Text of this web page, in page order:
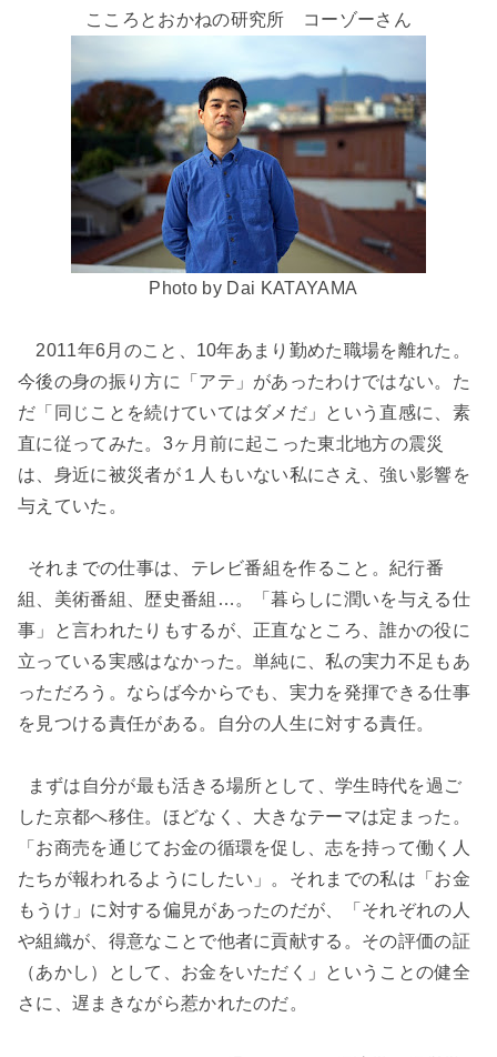
こころとおかねの研究所 コーゾーさん
Photo by Dai KATAYAMA
2011年6月のこと、10年あまり勤めた職場を離れた。
今後の身の振り方に「アテ」があったわけではない。た
だ「同じことを続けていてはダメだ」という直感に、素
直に従ってみた。3ヶ月前に起こった東北地方の震災
は、身近に被災者が１人もいない私にさえ、強い影響を
与えていた。
それまでの仕事は、テレビ番組を作ること。紀行番
組、美術番組、歴史番組…。「暮らしに潤いを与える仕
事」と言われたりもするが、正直なところ、誰かの役に
立っている実感はなかった。単純に、私の実力不足もあ
っただろう。ならば今からでも、実力を発揮できる仕事
を見つける責任がある。自分の人生に対する責任。
まずは自分が最も活きる場所として、学生時代を過ご
した京都へ移住。ほどなく、大きなテーマは定まった。
「お商売を通じてお金の循環を促し、志を持って働く人
たちが報われるようにしたい」。それまでの私は「お金
もうけ」に対する偏見があったのだが、「それぞれの人
や組織が、得意なことで他者に貢献する。その評価の証
（あかし）として、お金をいただく」ということの健全
さに、遅まきながら惹かれたのだ。